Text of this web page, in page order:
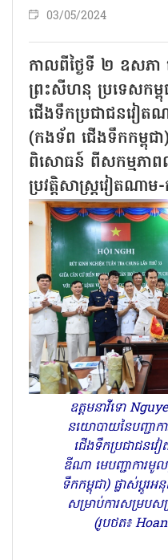
03/05/2024
កាលពីថ្ងៃទី ២ ឧសភា
ព្រះសីហនុ ប្រទេសកម្
ជើងទឹកប្រជាជនវៀត
(កងទ័ព ជើងទឹកកម្ពុជ
ពិសោធន៍ ពីសកម្មភាព
ប្រវត្តិសាស្ត្រវៀតណា
ឧត្តមនាវីទោ
នយោបាយនៃបញ្ជាក
ជើងទឹកប្រជាជនវ
ឌីណា មេបញ្ជាការមូ
ទឹកកម្ពុជា) ផ្លាស់ប្ដូ
សម្រាប់ការសម្របស
(រូបថត៖